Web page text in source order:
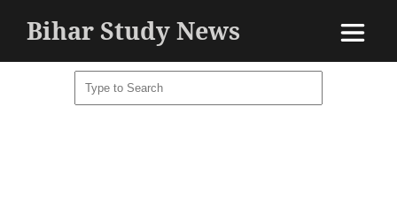
Bihar Study News